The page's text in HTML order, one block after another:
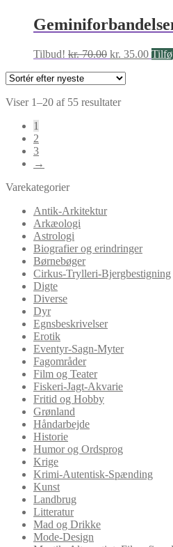
Tilbud! kr.70.00 Den
pris
kr. 70.00.
kr. 35.00Den
Viser 1–20 af 55 resultaterSorteret
1
2
3
→
Varekategorier
Antik-Arkitektur
Arkæologi
Astrologi
Biografier og erindringer
Børnebøger
Cirkus-Trylleri-Bjergbestigning
Digte
Diverse
Dyr
Egnsbeskrivelser
Erotik
Eventyr-Sagn-Myter
Fagområder
Film og Teater
Fiskeri-Jagt-Akvarie
Fritid og Hobby
Grønland
Håndarbejde
Historie
Humor og Ordsprog
Krige
Krimi-Autentisk-Spænding
Kunst
Landbrug
Litteratur
Mad og Drikke
Mode-Design